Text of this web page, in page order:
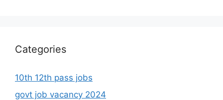
Categories
10th 12th pass jobs
govt job vacancy 2024